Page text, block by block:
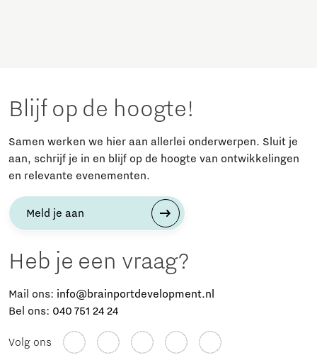
Blijf op de hoogte!
Samen werken we hier aan allerlei onderwerpen. Sluit je
aan, schrijf je in en blijf op de hoogte van ontwikkelingen
en relevante evenementen.
Meld je aan
Heb je een vraag?
Mail ons: info@brainportdevelopment.nl
Bel ons: 040 751 24 24
Volg ons